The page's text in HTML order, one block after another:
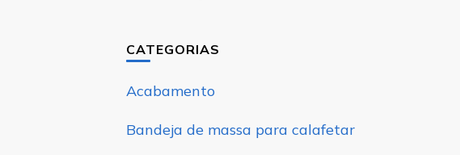
CATEGORIAS
Acabamento
Bandeja de massa para calafetar